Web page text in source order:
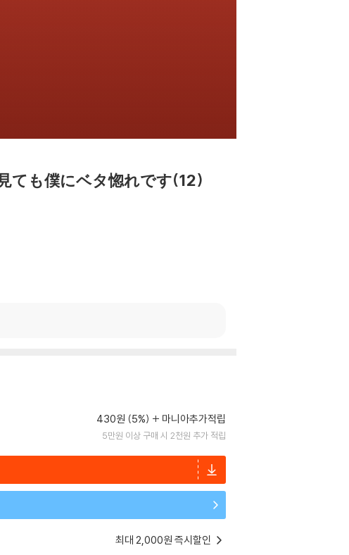
ても僕にベタ惚れです(12)
430원 (5%) 마니아추가적립
5만원 이상 구매 시 2천원 추가 적립
최대 2,000원 즉시할인